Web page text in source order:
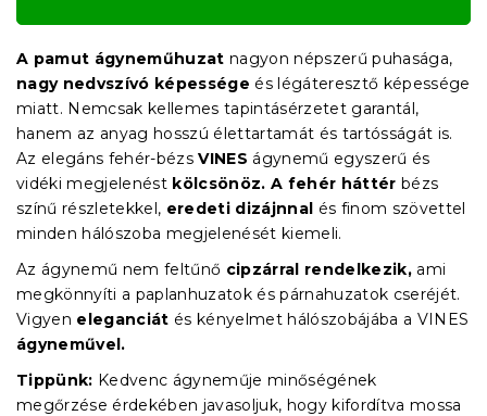
A pamut ágyneműhuzat nagyon népszerű puhasága,
nagy nedvszívó képessége és légáteresztő képessége
miatt. Nemcsak kellemes tapintásérzetet garantál,
hanem az anyag hosszú élettartamát és tartósságát is.
Az elegáns fehér-bézsVINES ágynemű egyszerű és
vidéki megjelenést kölcsönöz. A fehér háttér bézs
színű részletekkel, eredeti dizájnnal és finom szövettel
minden hálószoba megjelenését kiemeli.
Az ágynemű nem feltűnő cipzárral rendelkezik, ami
megkönnyíti a paplanhuzatok és párnahuzatok cseréjét.
Vigyen eleganciát és kényelmet hálószobájába a VINES
ágyneművel.
Tippünk: Kedvenc ágyneműje minőségének
megőrzése érdekében javasoljuk, hogy kifordítva mossa